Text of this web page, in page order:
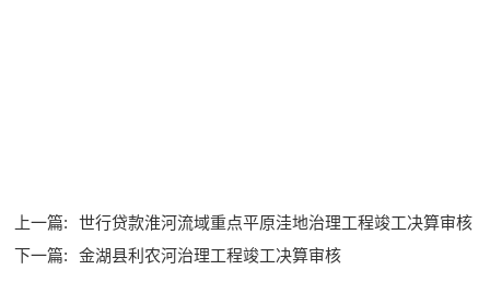
上一篇:
世行贷款淮河流域重点平原洼地治理工程竣工决算审核
下一篇:
金湖县利农河治理工程竣工决算审核